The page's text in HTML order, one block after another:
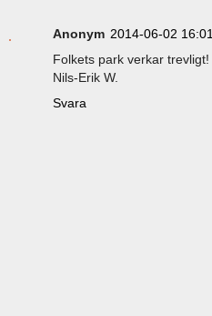
Anonym 2014-06-02 16:01
Folkets park verkar trevligt!
Nils-Erik W.
Svara